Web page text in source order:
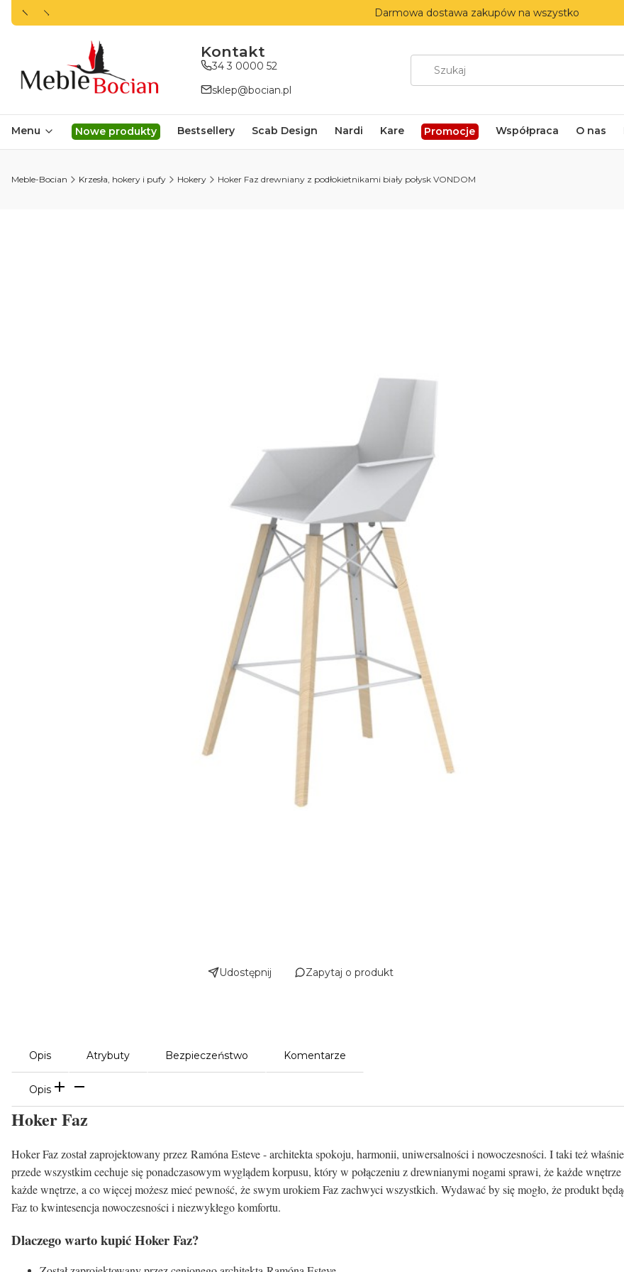
Darmowa dostawa zakupów na wszystko
ㅤㅤㅤㅤㅤㅤㅤㅤKontakt
34 3 0000 52
sklep@bocian.pl
Menu Nowe produkty Bestsellery Scab Design Nardi Kare Promocje Współpraca O nas
Meble-Bocian Krzesła, hokery i pufy Hokery Hoker Faz drewniany z podłokietnikami biały połysk VONDOM
Udostępnij Zapytaj o produkt
Opis Atrybuty Bezpieczeństwo Komentarze
Opis
Hoker Faz
Hoker Faz został zaprojektowany przez Ramóna Esteve - architekta spokoju, harmonii, uniwersalności i nowoczesności. I taki też
przede wszystkim cechuje się ponadczasowym wyglądem korpusu, który w połączeniu z drewnianymi nogami sprawi, że każde
każde wnętrze, a co więcej możesz mieć pewność, że swym urokiem Faz zachwyci wszystkich. Wydawać by się mogło, że produkt
Faz to kwintesencja nowoczesności i niezwykłego komfortu.
Dlaczego warto kupić Hoker Faz?